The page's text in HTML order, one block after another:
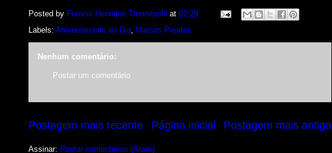
Posted by Francis Henrique Trennepohl at 07:29
Labels: Aniversariante do Dia, Marcos Prestes
Nenhum comentário:
Postar um comentário
Postagem mais recente Postagem mais antiga
Página inicial
Assinar: Postar comentários (Atom)